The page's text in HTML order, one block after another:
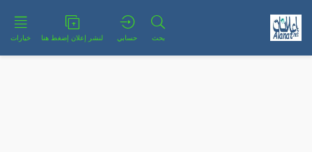
بحث حسابي لنشر إعلان إضغط هنا خيارات